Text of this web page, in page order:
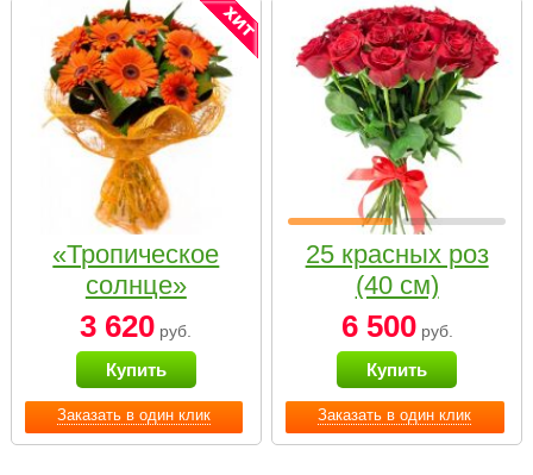
Заказать в один клик
«Тропическое
солнце»
3 620 руб.
Купить
Заказать в один клик
25 красных роз
(40 см)
6 500руб.
Купить